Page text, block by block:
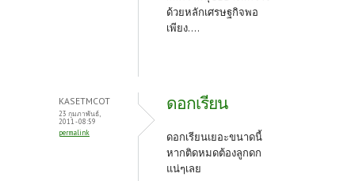
ด้วยหลักเศรษฐกิจพอ
เพียง....
KASETMCOT
23 กุมภาพันธ์,
2011 - 08:59
permalink
ดอกเรียน
ดอกเรียนเยอะขนาดนี้
หากติดหมดต้องลูกดก
แน่ๆเลย